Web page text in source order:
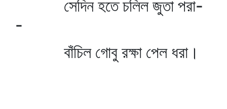
সেদিন হতে চলিল জুতা পরা-
-
বাঁচিল গোবু রক্ষা পেল ধরা।